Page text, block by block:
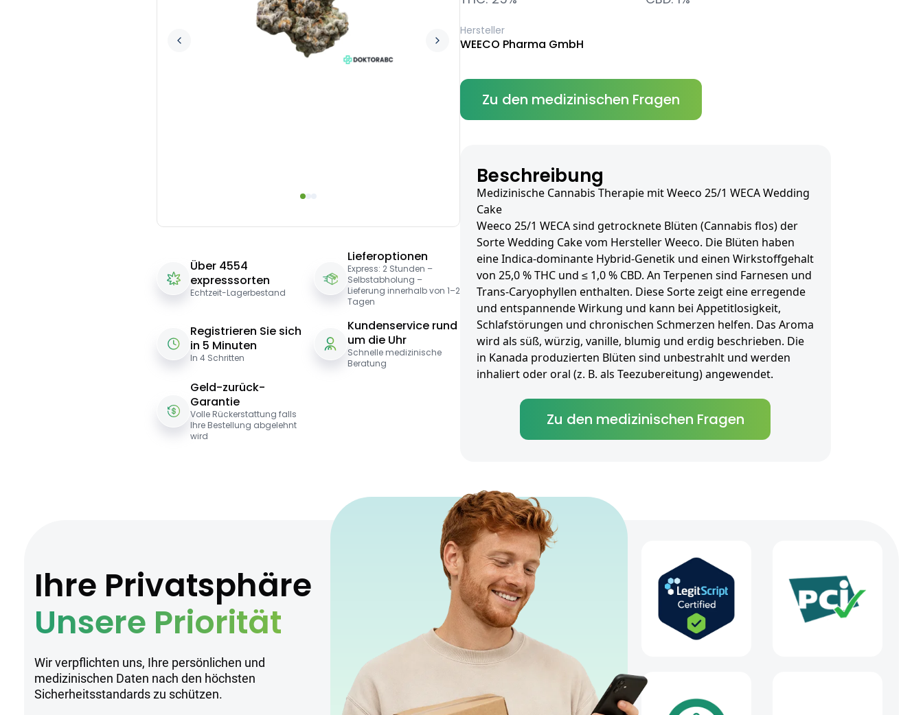
Über 4554
expresssorten
Echtzeit-Lagerbestand
Lieferoptionen
Express: 2 Stunden –
Selbstabholung –
Lieferung innerhalb von 1–2
Tagen
Registrieren Sie sich
in 5 Minuten
In 4 Schritten
Kundenservice rund
um die Uhr
Schnelle medizinische
Beratung
Geld-zurück-
Garantie
Volle Rückerstattung falls
Ihre Bestellung abgelehnt
wird
Hersteller
WEECO Pharma GmbH
Zu den medizinischen Fragen
Beschreibung
Medizinische Cannabis Therapie mit Weeco 25/1 WECA Wedding
Cake
Weeco 25/1 WECA sind getrocknete Blüten (Cannabis flos) der
Sorte Wedding Cake vom Hersteller Weeco. Die Blüten haben
eine Indica-dominante Hybrid-Genetik und einen Wirkstoffgehalt
von 25,0 % THC und ≤ 1,0 % CBD. An Terpenen sind Farnesen und
Trans-Caryophyllen enthalten. Diese Sorte zeigt eine erregende
und entspannende Wirkung und kann bei Appetitlosigkeit,
Schlafstörungen und chronischen Schmerzen helfen. Das Aroma
wird als süß, würzig, vanille, blumig und erdig beschrieben. Die
in Kanada produzierten Blüten sind unbestrahlt und werden
inhaliert oder oral (z. B. als Teezubereitung) angewendet.
Zu den medizinischen Fragen
Ihre Privatsphäre
Unsere Priorität
Wir verpflichten uns, Ihre persönlichen und
medizinischen Daten nach den höchsten
Sicherheitsstandards zu schützen.